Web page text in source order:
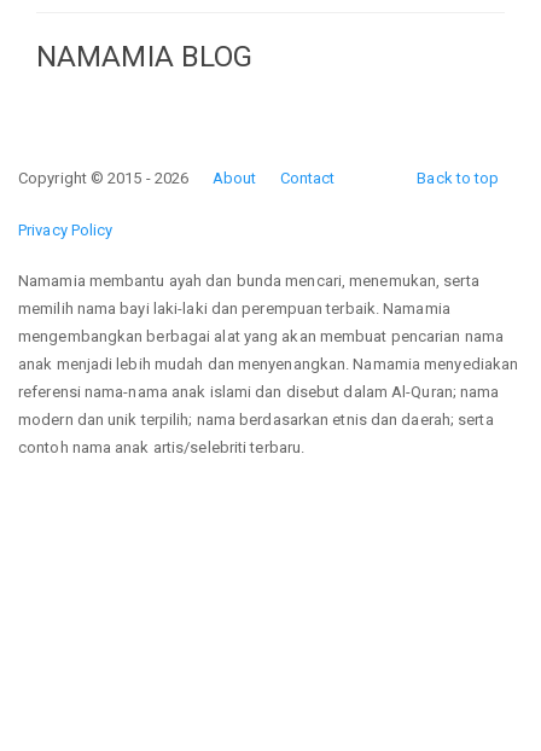
NAMAMIA BLOG
Back to top
Copyright © 2015 - 2026 About Contact
Privacy Policy
Namamia membantu ayah dan bunda mencari, menemukan, serta
memilih nama bayi laki-laki dan perempuan terbaik. Namamia
mengembangkan berbagai alat yang akan membuat pencarian nama
anak menjadi lebih mudah dan menyenangkan. Namamia menyediakan
referensi nama-nama anak islami dan disebut dalam Al-Quran; nama
modern dan unik terpilih; nama berdasarkan etnis dan daerah; serta
contoh nama anak artis/selebriti terbaru.